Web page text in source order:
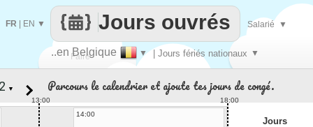
Faire
..en Belgique ▼ | Jours fériés nationaux ▼
Jours ouvrés
FR EN ▼ Salarié ▼
▼ Parcours le calendrier et ajoute tes jours de congé.
13:00
18:00
14:00
Jours